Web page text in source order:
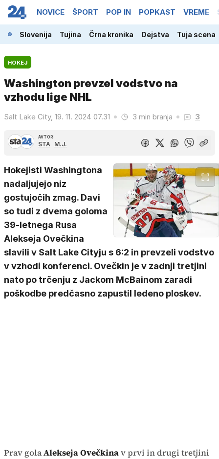
NOVICE ŠPORT POP IN POPKAST VREME
Slovenija Tujina Črna kronika Dejstva Tuja scena
HOKEJ
Washington prevzel vodstvo na
vzhodu lige NHL
Salt Lake City, 19. 11. 2024 07.31 3 min branja 3
AVTOR:
STA M.J.
Hokejisti Washingtona
nadaljujejo niz
gostujočih zmag. Davi
so tudi z dvema goloma
39-letnega Rusa
Alekseja Ovečkina
slavili v Salt Lake Cityju s 6:2 in prevzeli vodstvo
v vzhodi konferenci. Ovečkin je v zadnji tretjini
nato po trčenju z Jackom McBainom zaradi
poškodbe predčasno zapustil ledeno ploskev.
Prav golaAlekseja Ovečkinav prvi in drugi tretjini